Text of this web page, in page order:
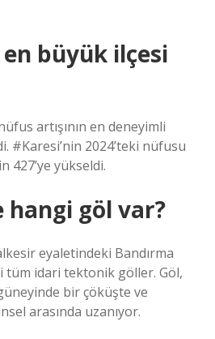
en büyük ilçesi
artışının en deneyimli
#Karesi’nin 2024’teki nüfusu
427’ye yükseldi.
hangi göl var?
eyaletindeki Bandırma
tüm idari tektonik göller. Göl,
bir çöküşte ve
arasında uzanıyor.